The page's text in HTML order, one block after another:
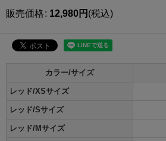
販売価格: 12,980円 (税込)
カラー/サイズ
レッド/XSサイズ
レッド/Sサイズ
レッド/Mサイズ